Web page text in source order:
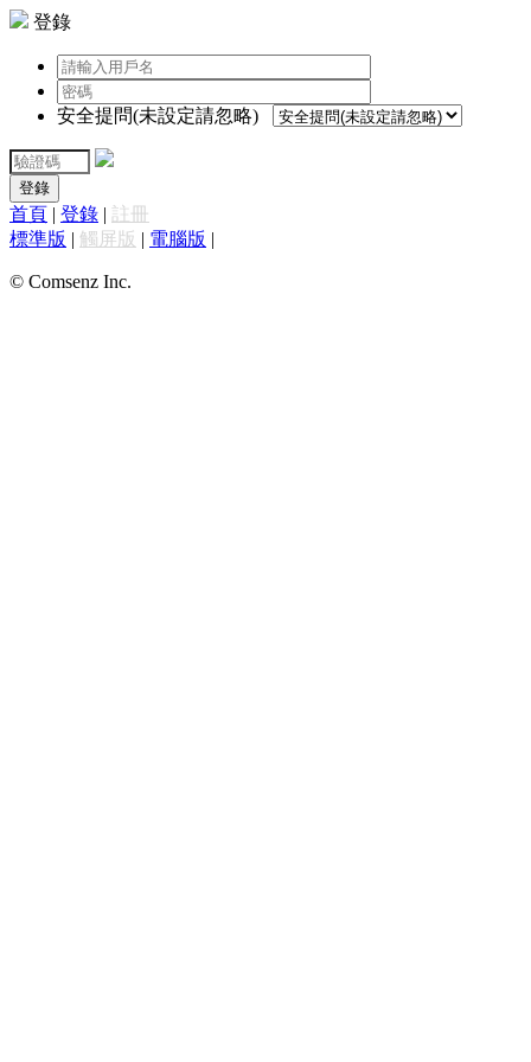
登錄
安全提問(未設定請忽略)
登錄
首頁 | 登錄 | 註冊
標準版 | 觸屏版 | 電腦版 |
© Comsenz Inc.